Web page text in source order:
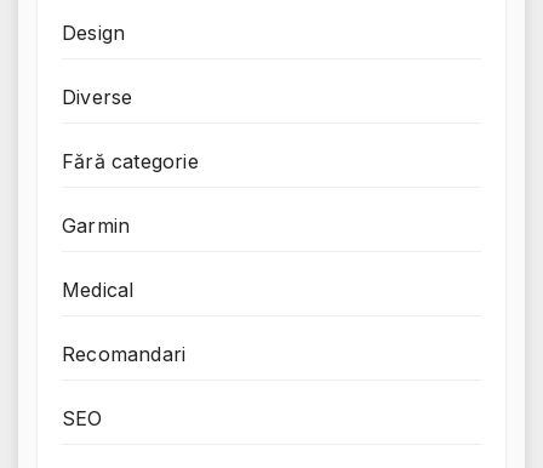
Design
Diverse
Fără categorie
Garmin
Medical
Recomandari
SEO